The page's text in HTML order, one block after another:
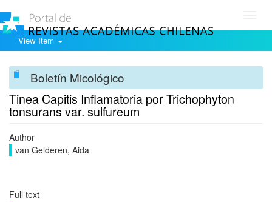
View Item
Boletín Micológico
Tinea Capitis Inflamatoria por Trichophyton
tonsurans var. sulfureum
Author
van Gelderen, Aida
Full text